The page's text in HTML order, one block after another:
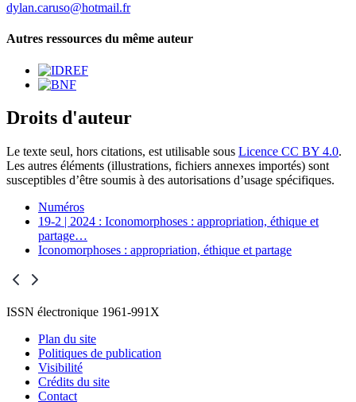
dylan.caruso@hotmail.fr
Autres ressources du même auteur
Droits d'auteur
Le texte seul, hors citations, est utilisable sous Licence CC BY 4.0.
Les autres éléments (illustrations, fichiers annexes importés) sont
susceptibles d’être soumis à des autorisations d’usage spécifiques.
Numéros
19-2 | 2024 : Iconomorphoses : appropriation, éthique et
partage…
Iconomorphoses : appropriation, éthique et partage
ISSN électronique 1961-991X
Plan du site
Politiques de publication
Visibilité
Crédits du site
Contact